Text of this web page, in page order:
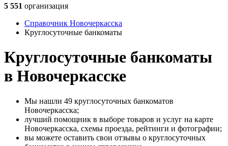
5 551 организация
Справочник Новочеркасска
Круглосуточные банкоматы
Круглосуточные банкоматы
в Новочеркасске
Мы нашли 49 круглосуточных банкоматов
Новочеркасска;
лучший помощник в выборе товаров и услуг на карте
Новочеркасска, схемы проезда, рейтинги и фотографии;
вы можете оставить свои отзывы о круглосуточных